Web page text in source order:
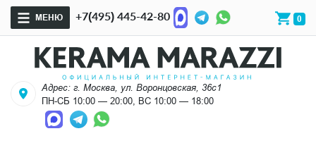
МЕНЮ +7(495) 445-42-80 0
Адрес: г. Москва, ул. Воронцовская, 36с1
ПН-СБ 10:00 — 20:00, ВС 10:00 — 18:00